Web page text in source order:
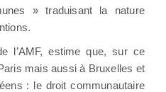
» traduisant la nature
l’AMF, estime que, sur ce
mais aussi à Bruxelles et
: le droit communautaire